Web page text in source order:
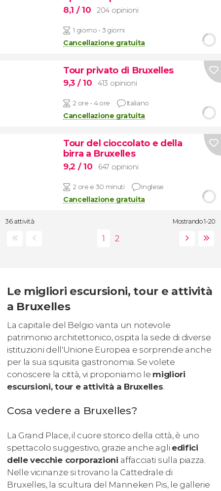
8,1 / 10 204 opinioni
1 giorno - 3 giorni
Cancellazione gratuita
Tour privato di Bruxelles
9,3 / 10 413 opinioni
2 ore - 4 ore Italiano
Cancellazione gratuita
Tour del cioccolato e della
birra a Bruxelles
9,2 / 10 647 opinioni
2 ore e 30 minuti Inglese
Cancellazione gratuita
36 attività Mostrando 1-20
Le migliori escursioni, tour e attività
a Bruxelles
La capitale del Belgio vanta un notevole
patrimonio architettonico, ospita la sede di diverse
istituzioni dell'Unione Europea e sorprende anche
per la sua squisita gastronomia. Se volete
conoscere la città, vi proponiamo le migliori
escursioni, tour e attività a Bruxelles.
Cosa vedere a Bruxelles?
La Grand Place, il cuore storico della città, è uno
spettacolo suggestivo, grazie anche agli edifici
delle vecchie corporazioni affacciati sulla piazza.
Nelle vicinanze si trovano la Cattedrale di
Bruxelles, la scultura del Manneken Pis, le gallerie